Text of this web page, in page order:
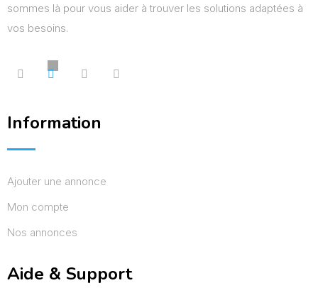
sommes là pour vous aider à trouver les solutions adaptées à
vos besoins.
Information
Ajouter une annonce
Mon compte
Nos annonces
Aide & Support